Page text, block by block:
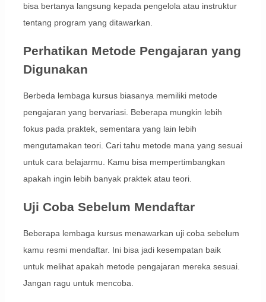
bisa bertanya langsung kepada pengelola atau instruktur
tentang program yang ditawarkan.
Perhatikan Metode Pengajaran yang
Digunakan
Berbeda lembaga kursus biasanya memiliki metode
pengajaran yang bervariasi. Beberapa mungkin lebih
fokus pada praktek, sementara yang lain lebih
mengutamakan teori. Cari tahu metode mana yang sesuai
untuk cara belajarmu. Kamu bisa mempertimbangkan
apakah ingin lebih banyak praktek atau teori.
Uji Coba Sebelum Mendaftar
Beberapa lembaga kursus menawarkan uji coba sebelum
kamu resmi mendaftar. Ini bisa jadi kesempatan baik
untuk melihat apakah metode pengajaran mereka sesuai.
Jangan ragu untuk mencoba.